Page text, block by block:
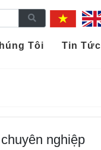
Tôi Tin Tức
nghiệp